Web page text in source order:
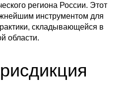
региона России. Этот
инструментом для
складывающейся в
области.